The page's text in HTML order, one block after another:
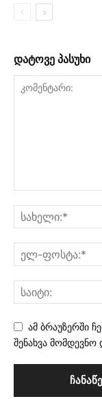
დატოვე პასუხი
ამ ბრაუზერში
შენახვა